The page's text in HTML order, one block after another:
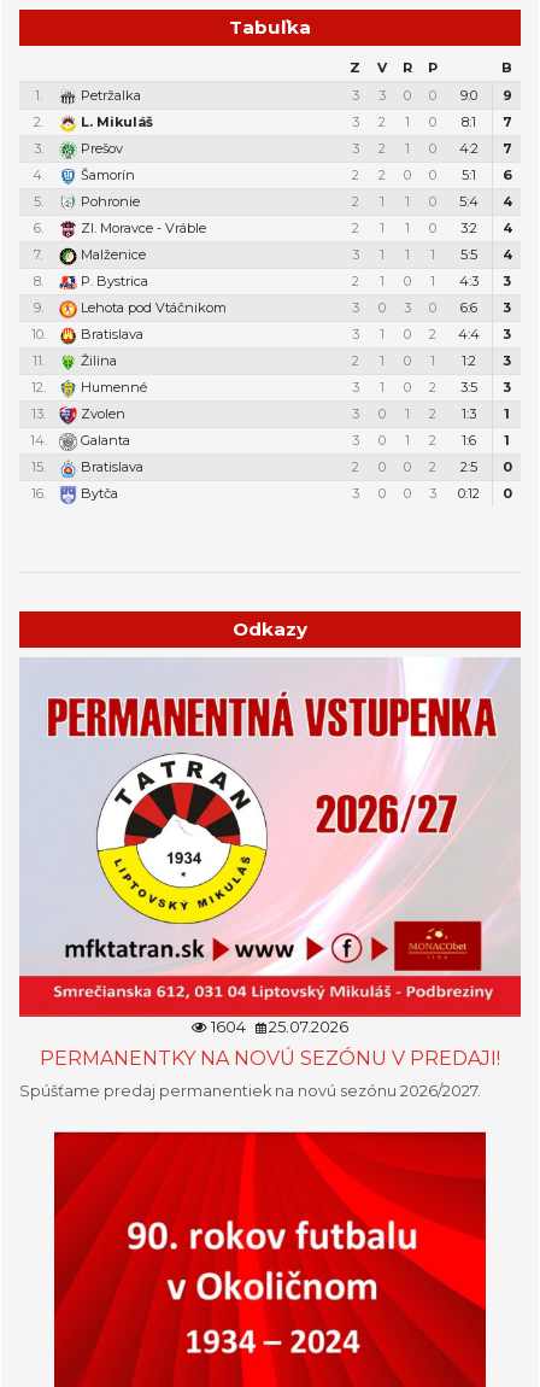
Tabuľka
Z V R P
B
1.
Petržalka 3 3 0 0 9:0
9
2.
L. Mikuláš 3 2 1 0 8:1
7
3.
Prešov 3 2 1 0 4:2
7
4.
Šamorín 2 2 0 0 5:1
6
5.
Pohronie 2 1 1 0 5:4
4
6.
Zl. Moravce - Vráble 2 1 1 0 3:2
4
7.
Malženice 3 1 1 1 5:5
4
8.
P. Bystrica 2 1 0 1 4:3
3
9.
Lehota pod Vtáčnikom 3 0 3 0 6:6
3
10.
Bratislava 3 1 0 2 4:4
3
11.
Žilina 2 1 0 1 1:2
3
12.
Humenné 3 1 0 2 3:5
3
13.
Zvolen 3 0 1 2 1:3
1
14.
Galanta 3 0 1 2 1:6
1
15.
Bratislava 2 0 0 2 2:5
0
16.
Bytča 3 0 0 3 0:12 0
Odkazy
1604 25.07.2026
PERMANENTKY NA NOVÚ SEZÓNU V PREDAJI!
Spúšťame predaj permanentiek na novú sezónu 2026/2027.